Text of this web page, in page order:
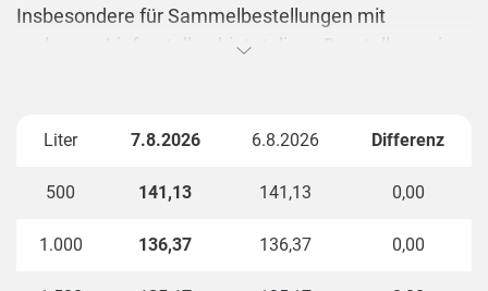
Insbesondere für Sammelbestellungen mit
mehreren Lieferstellen bietet diese Darstellung eine
Tabellenspalte von Relevanz. Je nach gewünschter
Bestellmenge können Sie den 100-Liter-Preis ganz
einfach ablesen. Da der Literpreis mit steigender
Heizölmenge sinkt, kann es sinnvoll sein sich für die
Liter 7.8.2026 6.8.2026 Differenz
500 141,13 141,13 0,00
1.000 136,37 136,37 0,00